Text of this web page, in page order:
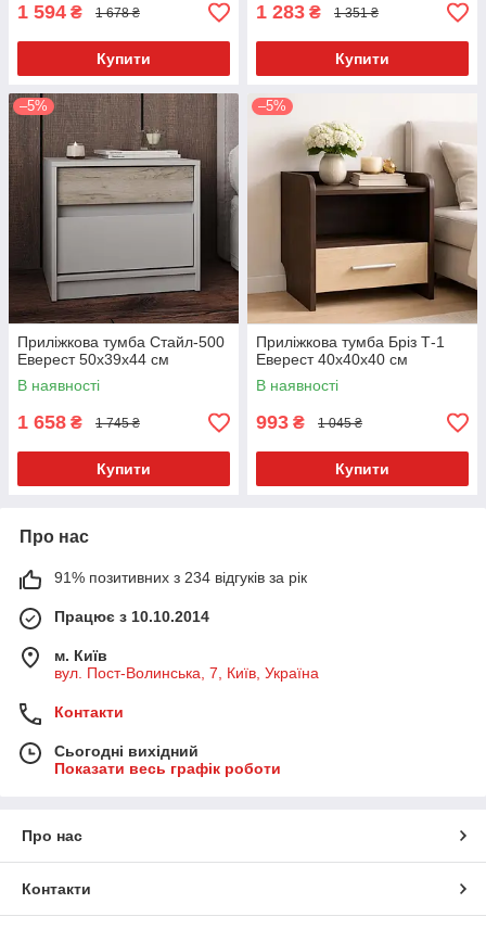
1 594 ₴ 1 678 ₴
Купити
1 283 ₴ 1 351 ₴
Купити
–5%
Приліжкова тумба Стайл-500
Еверест 50x39x44 см
В наявності
1 658 ₴ 1 745 ₴
Купити
–5%
Приліжкова тумба Бріз Т-1
Еверест 40x40x40 см
В наявності
993 ₴ 1 045 ₴
Купити
Про нас
91% позитивних з 234 відгуків за рік
Працює з 10.10.2014
м. Київ
вул. Пост-Волинська, 7, Київ, Україна
Контакти
Сьогодні вихідний
Показати весь графік роботи
Про нас
Контакти